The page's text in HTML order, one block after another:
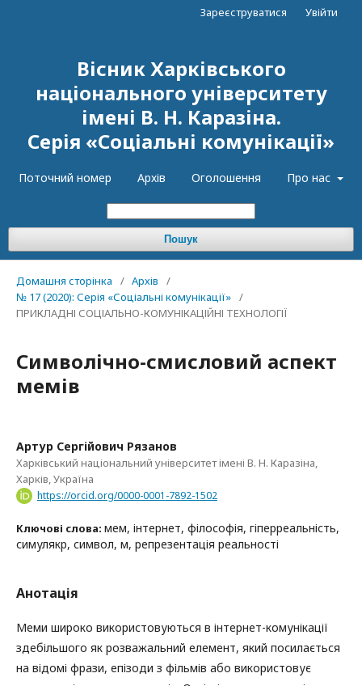
Вісник Харківського
національного університету
імені В. Н. Каразіна.
Серія «Соціальні комунікації»
Поточний номер Архів Оголошення Про нас
Пошук
Зареєструватися Увійти
Домашня сторінка / Архів
/
№ 17 (2020): Серія «Соціальні комунікації» /
ПРИКЛАДНІ СОЦІАЛЬНО-КОМУНІКАЦІЙНІ ТЕХНОЛОГІЇ
Символічно-смисловий аспект
мемів
Артур Сергійович Рязанов
Харківський національний університет імені В. Н. Каразіна,
Харків, Україна
https://orcid.org/0000-0001-7892-1502
Ключові слова: мем, інтернет, філософія, гіперреальність,
симулякр, символ, м, репрезентація реальності
Анотація
Меми широко використовуються в інтернет-комунікації
здебільшого як розважальний елемент, який посилається
на відомі фрази, епізоди з фільмів або використовує